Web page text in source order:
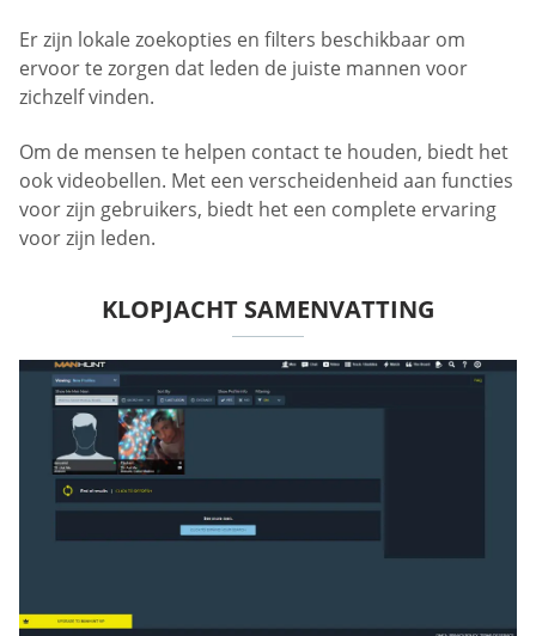
Er zijn lokale zoekopties en filters beschikbaar om
ervoor te zorgen dat leden de juiste mannen voor
zichzelf vinden.
Om de mensen te helpen contact te houden, biedt het
ook videobellen. Met een verscheidenheid aan functies
voor zijn gebruikers, biedt het een complete ervaring
voor zijn leden.
KLOPJACHT SAMENVATTING